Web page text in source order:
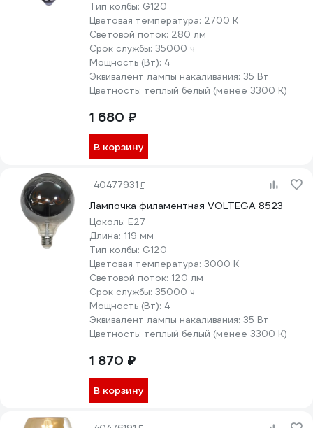
Тип колбы: G120
Цветовая температура: 2700 К
Световой поток: 280 лм
Срок службы: 35000 ч
Мощность (Вт): 4
Эквивалент лампы накаливания: 35 Вт
Цветность: теплый белый (менее 3300 К)
1 680 ₽
В корзину
40477931
Лампочка филаментная VOLTEGA 8523
Цоколь: E27
Длина: 119 мм
Тип колбы: G120
Цветовая температура: 3000 К
Световой поток: 120 лм
Срок службы: 35000 ч
Мощность (Вт): 4
Эквивалент лампы накаливания: 35 Вт
Цветность: теплый белый (менее 3300 К)
1 870 ₽
В корзину